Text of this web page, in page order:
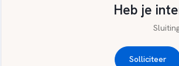
Heb je
Solliciteer